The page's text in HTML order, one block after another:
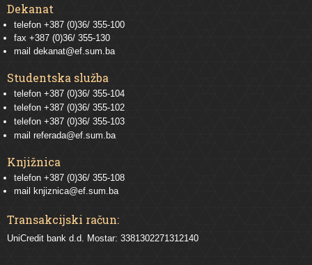
Dekanat
telefon +387 (0)36/ 355-100
fax +387 (0)36/ 355-130
mail dekanat@ef.sum.ba
Studentska služba
telefon +387 (0)36/ 355-104
telefon +387 (0)36/ 355-102
telefon +387 (0)36/ 355-103
mail referada@ef.sum.ba
Knjižnica
telefon +387 (0)36/ 355-108
mail knjiznica@ef.sum.ba
Transakcijski račun:
UniCredit bank d.d. Mostar: 3381302271312140